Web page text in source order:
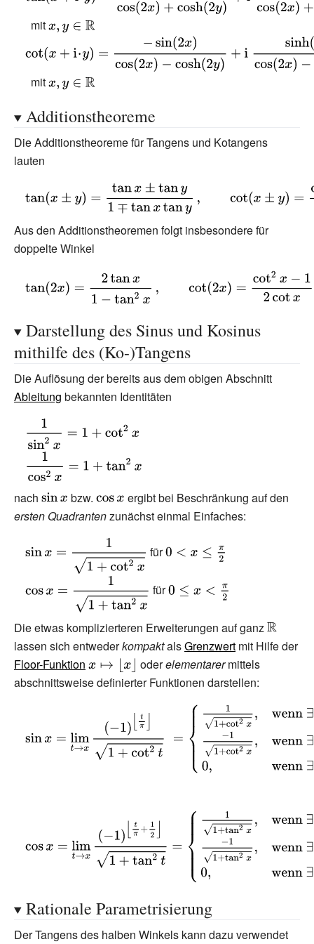
{i} \!\cdot \!y)={\frac {\sin(2x)}
{\cos(2x)+\cosh(2y)}}+\mathrm
{\cos(2x)+\cosh(2y)}}}
mit{\displaystyle
\mathbb {R} }
{\displaystyle
\cot(x+\mathrm {i}
\!\cdot \!y)={\frac {-
\cosh(2y)}}+\mathrm
{i} \;{\frac {\sinh(2y)}
mit{\displaystyle
\mathbb {R} }
Additionstheoreme
Die Additionstheoreme für Tangens und Kotangens
lauten
{\displaystyle
\tan(x\pm y)=
{\frac {\tan
x\pm \tan y}
x\tan
y}}\,,\qquad
{\frac {\cot
x\cot y\mp 1}
{\cot y\pm
\cot x}}}
Aus den Additionstheoremen folgt insbesondere für
doppelte Winkel
{\displaystyle
\tan(2x)={\frac
^{2}x}}\,,\qquad
\cot(2x)={\frac
{2\cot x}}}
Darstellung des Sinus und Kosinus
mithilfe des (Ko-)Tangens
Die Auflösung der bereits aus dem obigen Abschnitt
Ableitung bekannten Identitäten
{\displaystyle
{\frac {1}{\sin
^{2}x}}=1+\cot
^{2}x}
{\displaystyle
{\frac {1}{\cos
^{2}x}}=1+\tan
^{2}x}
nach {\displaystyle
\sin x}
bzw.{\displaystyle
\cos x}
ergibt bei Beschränkung auf den
ersten Quadrantenzunächst einmal Einfaches:
{\displaystyle
\sin x={\frac
{1+\cot
für{\displaystyle
{\tfrac {\pi }
{2}}}
\cos x={\frac
^{2}x}}}}
für{\displaystyle
0\leq
{2}}}
Die etwas komplizierteren Erweiterungen auf ganz
\mathbb
lassen sich entwederkompaktalsGrenzwert mit Hilfe der
Floor-Funktion {\displaystyle
x\mapsto
oderelementarermittels
abschnittsweise definierter Funktionen darstellen:
\sin x=\lim
_{t\to x}{\frac
^{2}t}}}\;=
{\begin{cases}
^{2}x}}},&
{\text{wenn
\cos x=\lim _{t\to
x}{\frac
{\frac {1}
{2}}\right\rfloor }}
Rationale Parametrisierung
Der Tangens des halben Winkels kann dazu verwendet